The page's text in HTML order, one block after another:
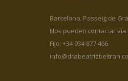
Barcelona, Passeig de
Nos pueden contactar vía
Fijo: +34 934 877 466